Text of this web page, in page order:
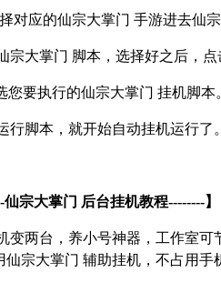
应的仙宗大掌门 手游进去仙宗
宗大掌门 脚本，选择好之后，
要执行的仙宗大掌门 挂机脚本
脚本，就开始自动挂机运行了。
仙宗大掌门 后台挂机教程--------】
两台，养小号神器，工作室
宗大掌门 辅助挂机，不占用